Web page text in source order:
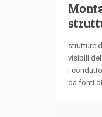
strutture
visibili
i
da fonti